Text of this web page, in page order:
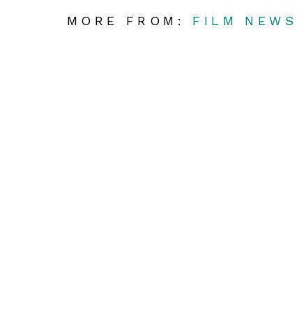
MORE FROM: FILM NEWS